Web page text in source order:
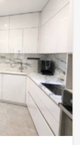
взрослых.
паркинг,
Для удобства
группа,
в гаражный
так и для
уровень жизни.
нехватки
атмосферу